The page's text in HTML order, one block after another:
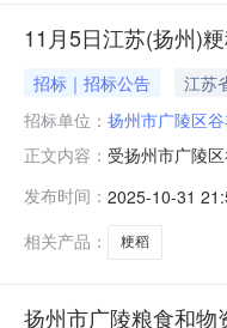
11月5日江苏(扬州)
招标｜招标公告 江苏
招标单位： 扬州市广陵区
正文内容： 受扬州市广陵
市场地*粮食交
发布时间： 2025-10-31
相关产品：
粳稻
扬州市广陵粮食和物